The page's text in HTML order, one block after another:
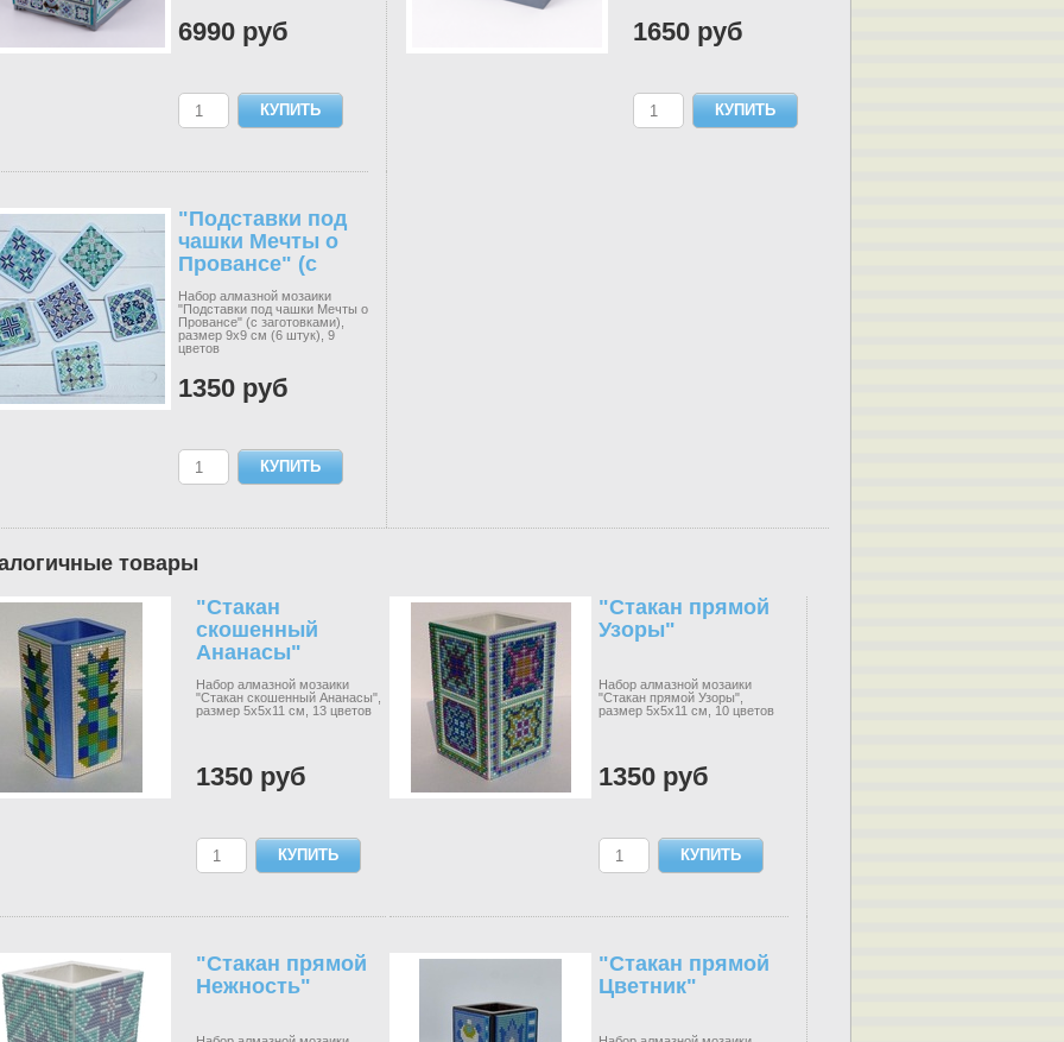
6990 руб 1650 руб
"Подставки под
чашки Мечты о
Провансе" (с
загот...
Набор алмазной мозаики
"Подставки под чашки Мечты о
Провансе" (с заготовками),
размер 9х9 см (6 штук), 9
цветов
1350 руб
товары
"Стакан
скошенный
Ананасы"
Набор алмазной мозаики
"Стакан скошенный Ананасы",
размер 5х5х11 см, 13 цветов
1350 руб
"Стакан прямой
Узоры"
Набор алмазной мозаики
"Стакан прямой Узоры",
размер 5х5х11 см, 10 цветов
1350 руб
"Стакан прямой
Нежность"
"Стакан прямой
Цветник"